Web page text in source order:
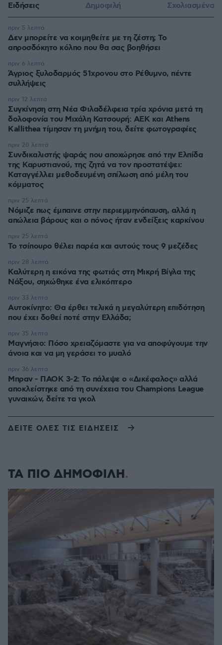
Ειδήσεις Δημοφιλή Σχολιασμένα
Δεν μπορείτε να κοιμηθείτε με τη ζέστη; Το
απροσδόκητο κόλπο που θα σας βοηθήσει
πριν 5 λεπτά
Άγριος ξυλοδαρμός 51χρονου στο Ρέθυμνο, πέντε
συλλήψεις
πριν 6 λεπτά
Συγκίνηση στη Νέα Φιλαδέλφεια τρία χρόνια μετά τη
δολοφονία του Μιχάλη Κατσουρή: ΑΕΚ και Athens
Kallithea τίμησαν τη μνήμη του, δείτε φωτογραφίες
πριν 12 λεπτά
Συνδικαλιστής ψαράς που αποχώρησε από την Ελπίδα
της Καρυστιανού, της ζητά να τον προστατέψει:
Καταγγέλλει μεθοδευμένη σπίλωση από μέλη του
κόμματος
πριν 20 λεπτά
Νόμιζε πως έμπαινε στην περιεμμηνόπαυση, αλλά η
απώλεια βάρους και ο πόνος ήταν ενδείξεις καρκίνου
πριν 25 λεπτά
Το τσίπουρο θέλει παρέα και αυτούς τους 9 μεζέδες
πριν 25 λεπτά
Καλύτερη η εικόνα της φωτιάς στη Μικρή Βίγλα της
Νάξου, σηκώθηκε ένα ελικόπτερο
πριν 28 λεπτά
Αυτοκίνητο: Θα έρθει τελικά η μεγαλύτερη επιδότηση
που έχει δοθεί ποτέ στην Ελλάδα;
πριν 33 λεπτά
Μαγνήσιο: Πόσο χρειαζόμαστε για να αποφύγουμε την
άνοια και να μη γεράσει το μυαλό
πριν 35 λεπτά
Μπραν - ΠΑΟΚ 3-2: Το πάλεψε ο «Δικέφαλος» αλλά
αποκλείστηκε από τη συνέχεια του Champions League
γυναικών, δείτε τα γκολ
πριν 36 λεπτά
ΔΕΙΤΕ ΟΛΕΣ ΤΙΣ ΕΙΔΗΣΕΙΣ
ΤΑ ΠΙΟ ΔΗΜΟΦΙΛΗ